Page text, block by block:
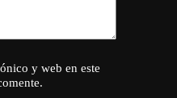
y web en este